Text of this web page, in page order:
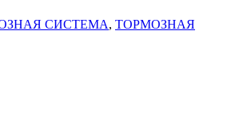
СИСТЕМА, ТОРМОЗНАЯ